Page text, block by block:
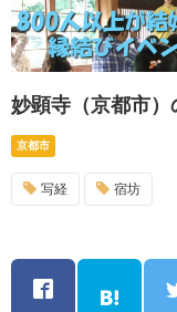
妙顕寺（京都市）
京都市
写経 宿坊